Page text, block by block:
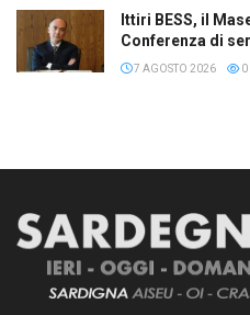
Ittiri BESS, il
Conferenza di
7 AGOSTO 2026 0